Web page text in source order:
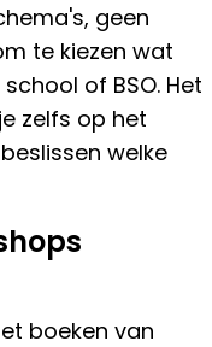
geen
te kiezen wat
of BSO. Het
zelfs op het
welke
boeken van